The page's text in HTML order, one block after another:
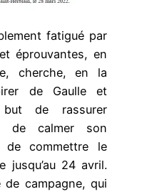
fatigué par
éprouvantes, en
cherche, en la
de Gaulle et
de rassurer
de calmer son
de commettre le
jusqu’au 24 avril.
campagne, qui